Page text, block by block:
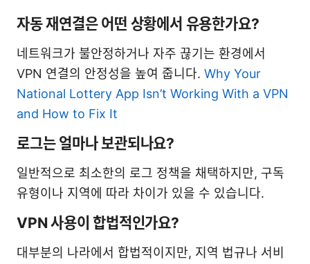
자동 재연결은 어떤 상황에서 유용한가요?
네트워크가 불안정하거나 자주 끊기는 환경에서
VPN 연결의 안정성을 높여 줍니다. Why Your
National Lottery App Isn’t Working With a VPN
and How to Fix It
로그는 얼마나 보관되나요?
일반적으로 최소한의 로그 정책을 채택하지만, 구독
유형이나 지역에 따라 차이가 있을 수 있습니다.
VPN 사용이 합법적인가요?
대부분의 나라에서 합법적이지만, 지역 법규나 서비